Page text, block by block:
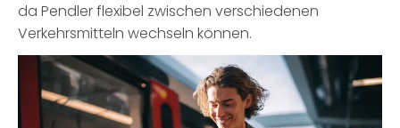
da Pendler flexibel zwischen verschiedenen
Verkehrsmitteln wechseln können.